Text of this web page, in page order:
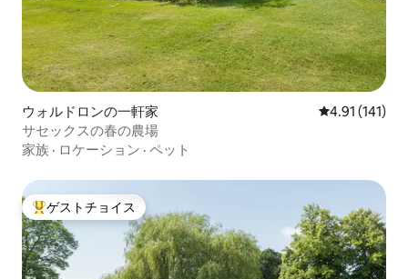
ウォルドロンの一軒家 レビュー141
4.91 (141)
サセックスの春の農場
家族 · ロケーション · ペット
大好評のゲストチョイスです。
ゲストチョイス